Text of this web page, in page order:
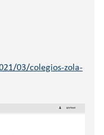
03/colegios-zola-